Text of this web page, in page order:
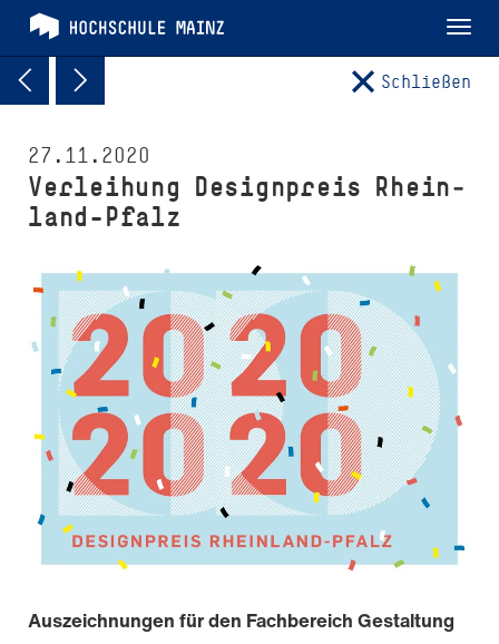
Schließen
27.11.2020
Verleihung Designpreis Rhein­
land-Pfalz
Auszeichnungen für den Fachbereich Gestaltung